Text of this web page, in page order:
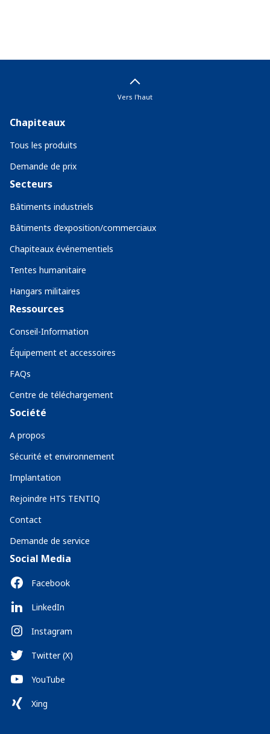
Vers l'haut
Chapiteaux
Tous les produits
Demande de prix
Secteurs
Bâtiments industriels
Bâtiments d’exposition/commerciaux
Chapiteaux événementiels
Tentes humanitaire
Hangars militaires
Ressources
Conseil-Information
Équipement et accessoires
FAQs
Centre de téléchargement
Société
A propos
Sécurité et environnement
Implantation
Rejoindre HTS TENTIQ
Contact
Demande de service
Social Media
Facebook
LinkedIn
Instagram
Twitter (X)
YouTube
Xing